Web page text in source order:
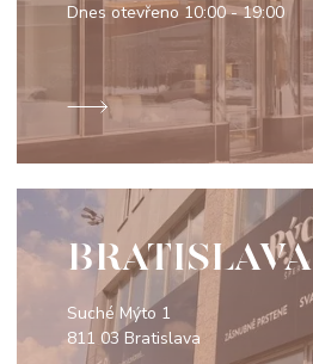
Dnes otevřeno 10:00 - 19:00
BRATISLAVA
Suché Mýto 1
811 03 Bratislava